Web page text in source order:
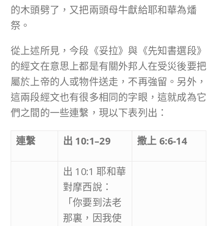
的木頭劈了，又把兩頭母牛獻給耶和華為燔
祭。
從上述所見，今段《妥拉》與《先知書選段》
的經文在意思上都是有關外邦人在受災後要把
屬於上帝的人或物件送走，不再強留。另外，
這兩段經文也有很多相同的字眼，這就成為它
們之間的一些連繫，現以下表列出：
連繫 出 10:1–29 撒上 6:6-14
出 10:1 耶和華
對摩西說：
「你要到法老
那裏，因我使